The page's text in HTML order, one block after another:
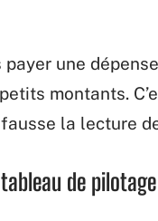
une
montants.
la lecture
de